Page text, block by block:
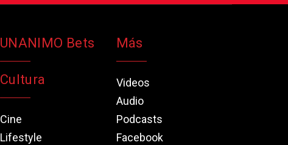
UNANIMO Bets
Cultura
Cine
Lifestyle
Más
Videos
Audio
Podcasts
Facebook